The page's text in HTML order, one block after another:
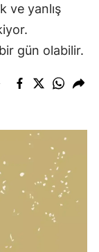
ve yanlış
gün olabilir.